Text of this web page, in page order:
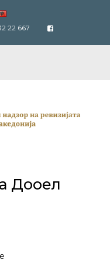
22 667
Дооел